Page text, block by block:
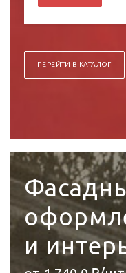
ПЕРЕЙТИ В КАТАЛОГ
и